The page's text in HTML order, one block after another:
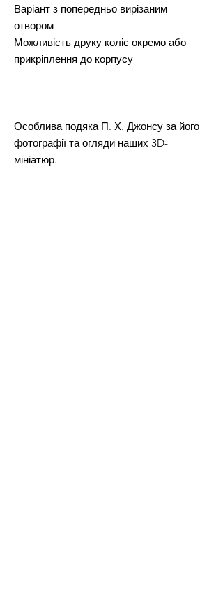
Варіант з попередньо вирізаним
отвором
Можливість друку коліс окремо або
прикріплення до корпусу
Особлива подяка П. Х. Джонсу за його
фотографії та огляди наших 3D-
мініатюр.